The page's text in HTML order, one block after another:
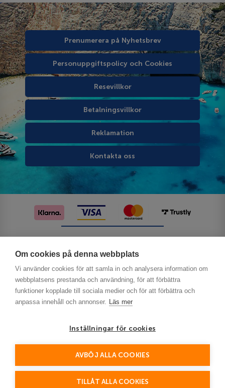
Om cookies på denna webbplats
Vi använder cookies för att samla in och analysera information om
webbplatsens prestanda och användning, för att förbättra
funktioner kopplade till sociala medier och för att förbättra och
anpassa innehåll och annonser. Läs mer
Inställningar för cookies
AVBÖJ ALLA COOKIES
TILLÅT ALLA COOKIES
Prenumerera på Nyhetsbrev
Personuppgiftspolicy och Cookies
Resevillkor
Betalningsvillkor
Reklamation
Kontakta oss
This site is protected by reCAPTCHA and the Google
Policy and Terms of Service apply.